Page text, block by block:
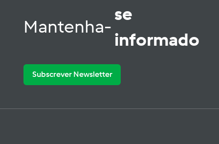
Mantenha-
se
informado
Subscrever Newsletter